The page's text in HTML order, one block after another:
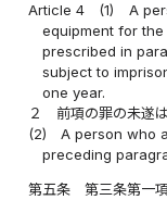
Article 4
(1)
A
equipment for
prescribed in
subject to
one year.
２
前項の罪の未遂
(2)
A person who
preceding
第五条
第三条第一